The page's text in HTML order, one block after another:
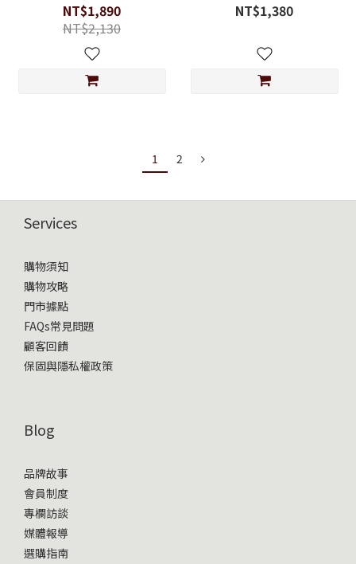
NT$1,890
NT$2,130
NT$1,380
1 2
Services
購物須知
購物攻略
門市據點
FAQs常見問題
顧客回饋
保固與隱私權政策
Blog
品牌故事
會員制度
專欄訪談
媒體報導
選購指南